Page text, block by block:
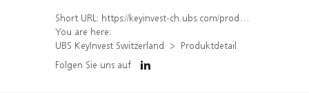
Short URL: https://keyinvest-ch.ubs.com/produkt/detail/index/isin/CH1572294655
You are here:
UBS KeyInvest Switzerland
Produktdetail
Folgen Sie uns auf